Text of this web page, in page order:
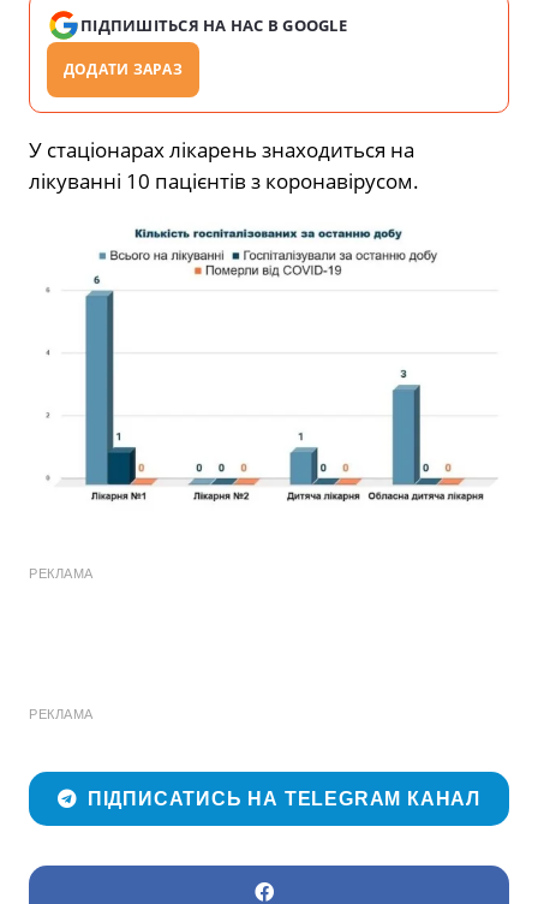
ПІДПИШІТЬСЯ НА НАС В GOOGLE
ДОДАТИ ЗАРАЗ
У стаціонарах лікарень знаходиться на
лікуванні 10 пацієнтів з коронавірусом.
РЕКЛАМА
РЕКЛАМА
ПІДПИСАТИСЬ НА TELEGRAM КАНАЛ